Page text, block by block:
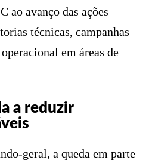
ao avanço das ações
técnicas, campanhas
em áreas de
a reduzir
geral, a queda em parte